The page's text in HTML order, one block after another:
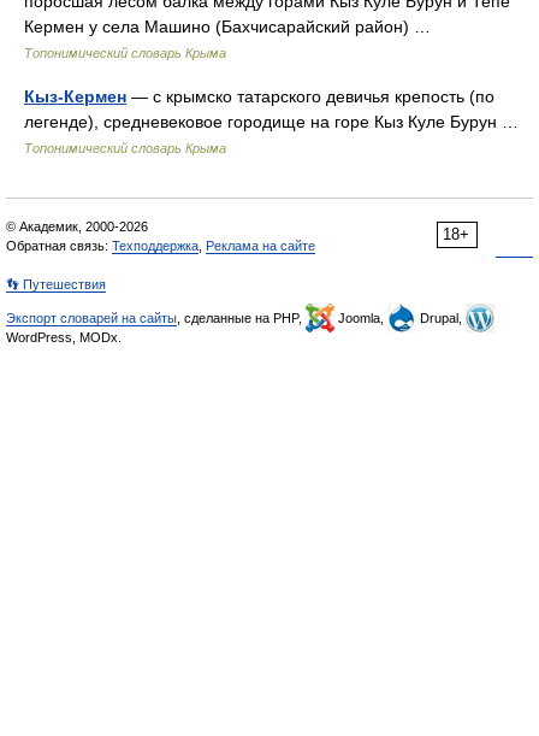
Кермен у села Машино (Бахчисарайский район) …
Топонимический словарь Крыма
Кыз-Кермен — с крымско татарского девичья крепость (по
легенде), средневековое городище на горе Кыз Куле Бурун …
Топонимический словарь Крыма
18+
© Академик, 2000-2026
Обратная связь: Техподдержка Реклама на сайте
👣 Путешествия
Экспорт словарей на сайты , сделанные на PHP, Joomla,
Drupal,
WordPress, MODx.